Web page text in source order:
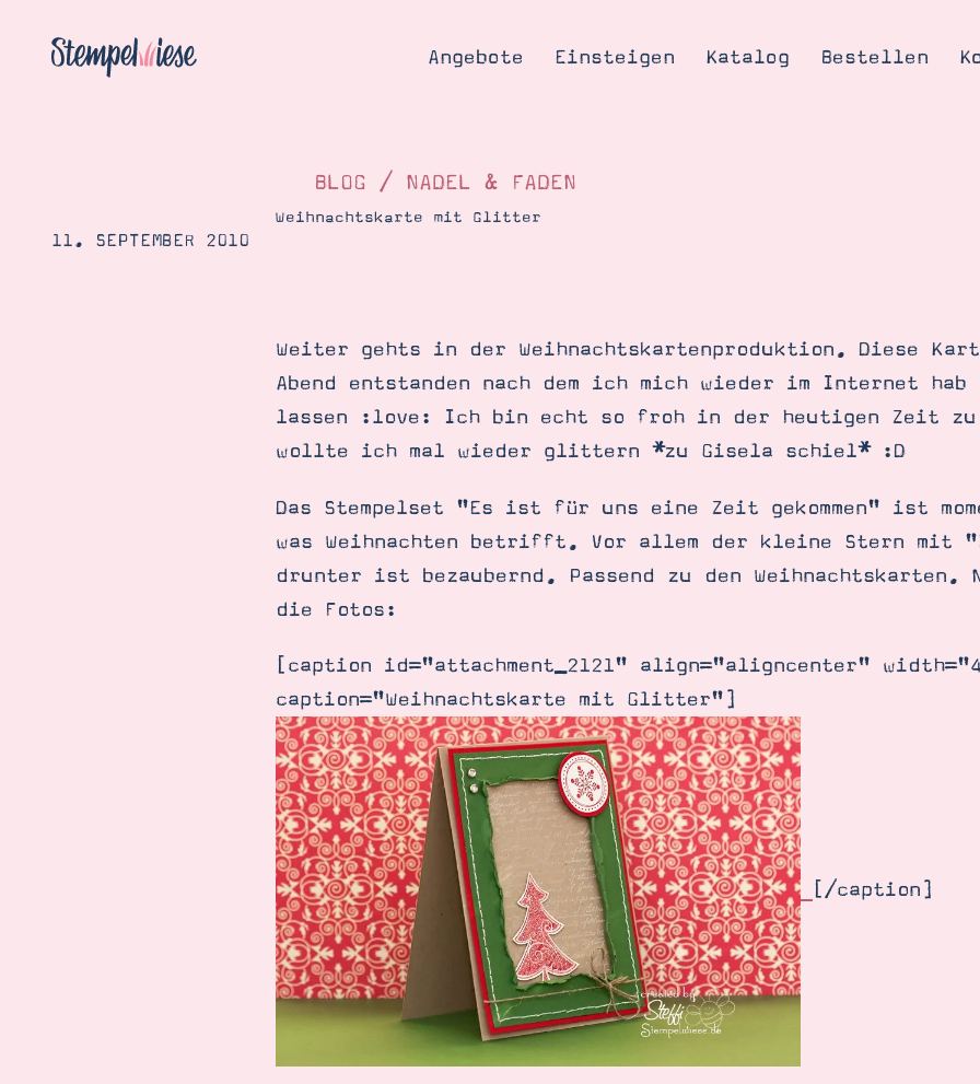
Angebote Einsteigen Katalog Bestellen
Blog
Gutscheine
Produkte erklärt
Über mich
Über Stampin’ Up!
Datenschutz
SUCHE
BLOG / NADEL & FADEN
Weihnachtskarte mit Glitter
11. SEPTEMBER 2010
Weiter gehts in der Weihnachtskartenproduktion. Diese
Abend entstanden nach dem ich mich wieder im Internet
lassen :love: Ich bin echt so froh in der heutigen Zeit zu
wollte ich mal wieder glittern *zu Gisela schiel* :D
Das Stempelset "Es ist für uns eine Zeit gekommen" ist
was Weihnachten betrifft. Vor allem der kleine Stern mit
drunter ist bezaubernd. Passend zu den Weihnachtskarten.
die Fotos:
[caption id="attachment_2121" align="aligncenter"
caption="Weihnachtskarte mit Glitter"]
[/caption]